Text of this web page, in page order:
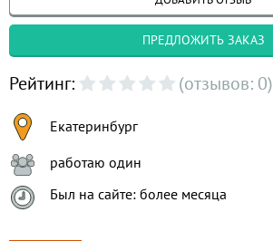
ПРЕДЛОЖИТЬ ЗАКАЗ
Рейтинг: (отзывов: 0)
Екатеринбург
работаю один
Был на сайте: более месяца